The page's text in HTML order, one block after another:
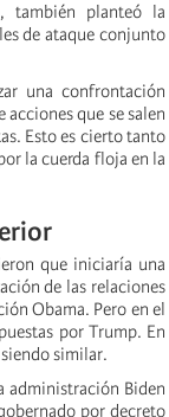
también planteó la
de ataque conjunto
una confrontación
que se salen
Esto es cierto tanto
la cuerda floja en la
que iniciaría una
de las relaciones
Obama. Pero en el
por Trump. En
similar.
administración Biden
por decreto